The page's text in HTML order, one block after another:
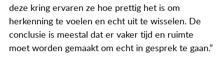
deze kring ervaren ze hoe prettig het is om
herkenning te voelen en echt uit te wisselen. De
conclusie is meestal dat er vaker tijd en ruimte
moet worden gemaakt om echt in gesprek te gaan.”